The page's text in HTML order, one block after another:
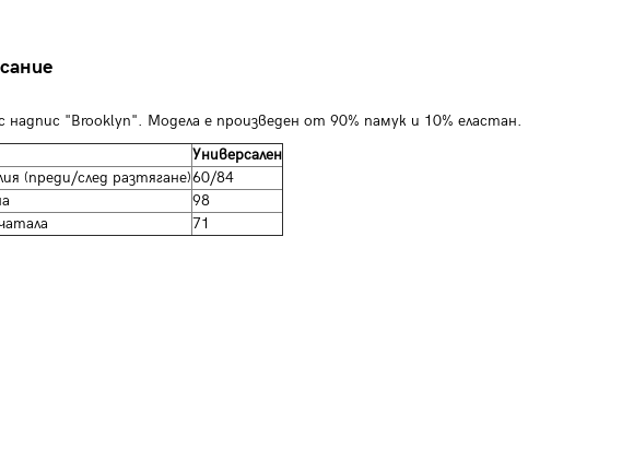
надпис "Brooklyn". Модела е произведен от 90% памук и 10% еластан.
Универсален
(преди/след разтягане)60/84
98
71